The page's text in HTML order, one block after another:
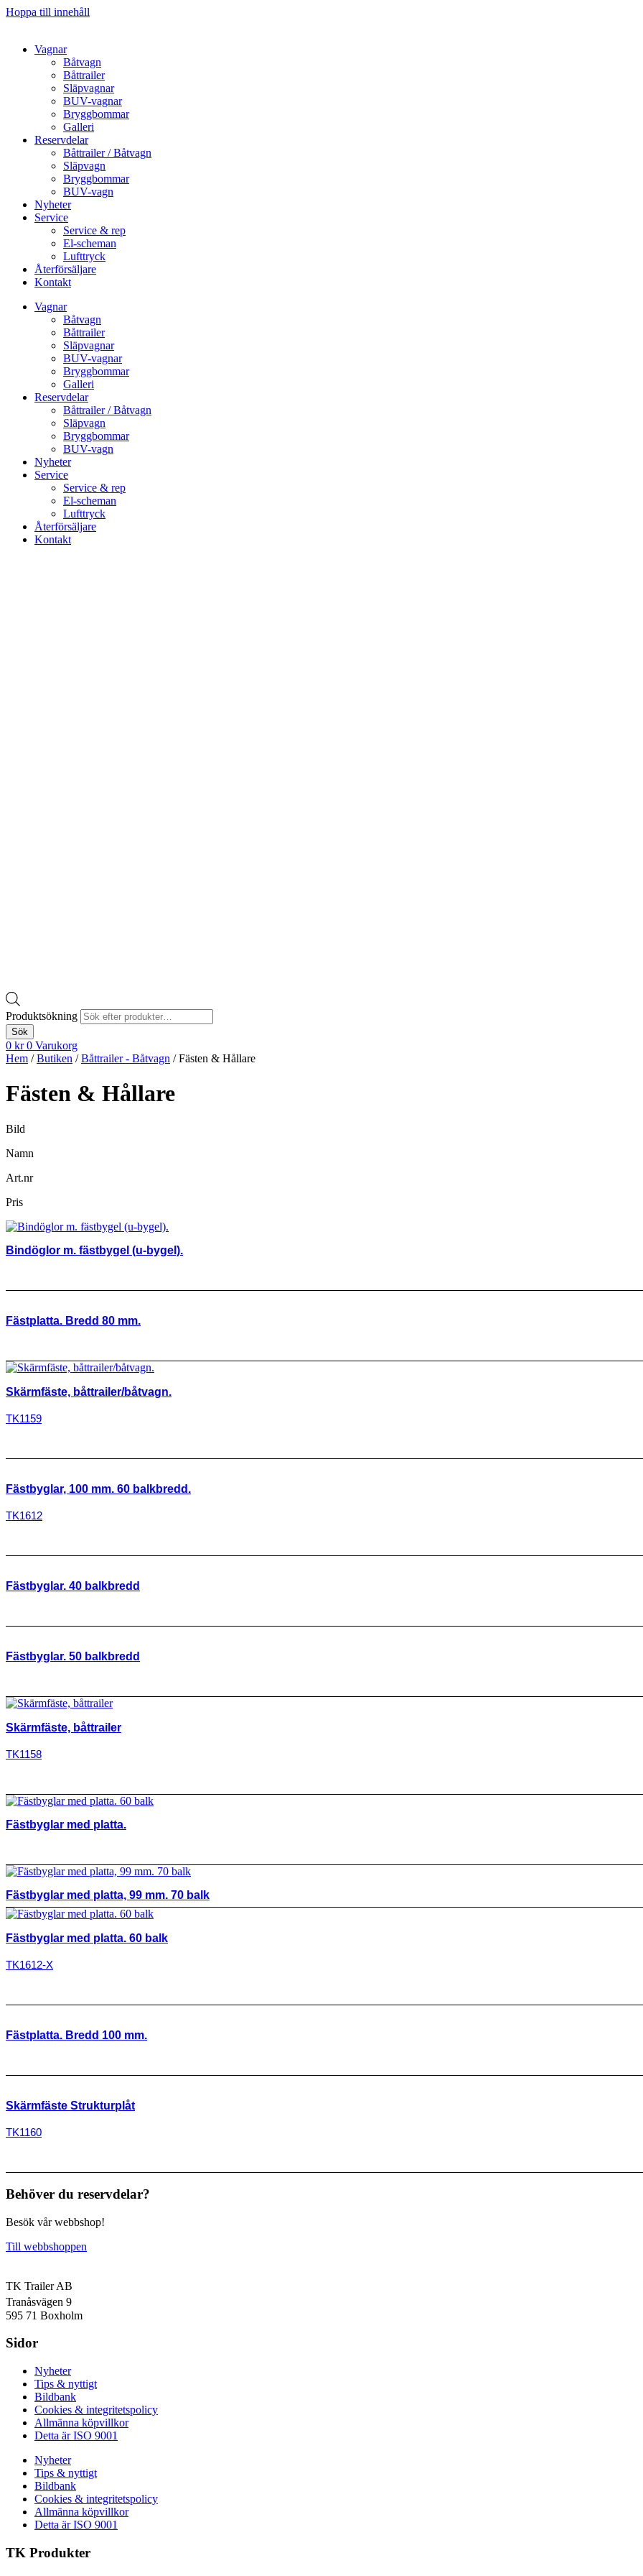
Hoppa till innehåll
Vagnar
Båtvagn
Båttrailer
Släpvagnar
BUV-vagnar
Bryggbommar
Galleri
Reservdelar
Båttrailer / Båtvagn
Släpvagn
Bryggbommar
BUV-vagn
Nyheter
Service
Service & rep
El-scheman
Lufttryck
Återförsäljare
Kontakt
Vagnar
Båtvagn
Båttrailer
Släpvagnar
BUV-vagnar
Bryggbommar
Galleri
Reservdelar
Båttrailer / Båtvagn
Släpvagn
Bryggbommar
BUV-vagn
Nyheter
Service
Service & rep
El-scheman
Lufttryck
Återförsäljare
Kontakt
Produktsökning
Sök
0 kr 0 Varukorg
Hem /Butiken /Båttrailer - Båtvagn / Fästen & Hållare
Fästen & Hållare
Bild
Namn
Art.nr
Pris
Bindöglor m. fästbygel (u-bygel).
Fästplatta. Bredd 80 mm.
Skärmfäste, båttrailer/båtvagn.
TK1159
Fästbyglar, 100 mm. 60 balkbredd.
TK1612
Fästbyglar. 40 balkbredd
Fästbyglar. 50 balkbredd
Skärmfäste, båttrailer
TK1158
Fästbyglar med platta.
Fästbyglar med platta, 99 mm. 70 balk
Fästbyglar med platta. 60 balk
TK1612-X
Fästplatta. Bredd 100 mm.
Skärmfäste Strukturplåt
TK1160
Behöver du reservdelar?
Besök vår webbshop!
Till webbshoppen
TK Trailer AB
Tranåsvägen 9
595 71 Boxholm
Sidor
Nyheter
Tips & nyttigt
Bildbank
Cookies & integritetspolicy
Allmänna köpvillkor
Detta är ISO 9001
Nyheter
Tips & nyttigt
Bildbank
Cookies & integritetspolicy
Allmänna köpvillkor
Detta är ISO 9001
TK Produkter